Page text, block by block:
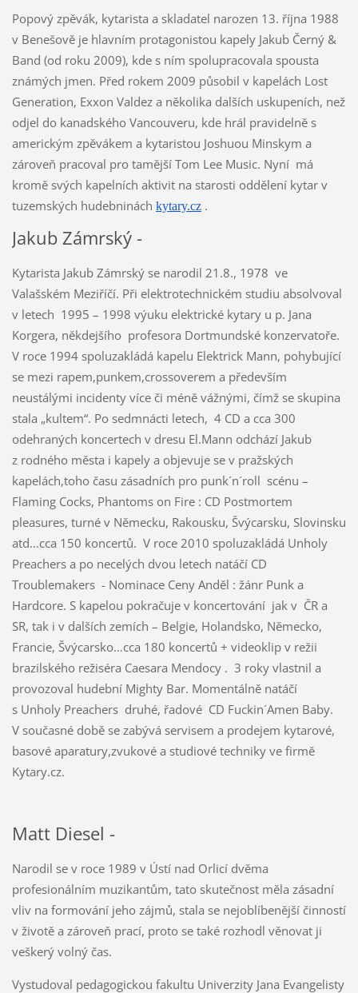
Popový zpěvák, kytarista a skladatel narozen 13. října 1988
v Benešově je hlavním protagonistou kapely Jakub Černý &
Band (od roku 2009), kde s ním spolupracovala spousta
známých jmen. Před rokem 2009 působil v kapelách Lost
Generation, Exxon Valdez a několika dalších uskupeních, než
odjel do kanadského Vancouveru, kde hrál pravidelně s
americkým zpěvákem a kytaristou Joshuou Minskym a
zároveň pracoval pro tamější Tom Lee Music. Nyní má
kromě svých kapelních aktivit na starosti oddělení kytar v
tuzemských hudebninách kytary.cz.
Jakub Zámrský -
Kytarista Jakub Zámrský se narodil 21.8., 1978 ve
Valašském Meziříčí. Při elektrotechnickém studiu absolvoval
v letech 1995 – 1998 výuku elektrické kytary u p. Jana
Korgera, někdejšího profesora Dortmundské konzervatoře.
V roce 1994 spoluzakládá kapelu Elektrick Mann, pohybující
se mezi rapem,punkem,crossoverem a především
neustálými incidenty více či méně vážnými, čímž se skupina
stala „kultem“. Po sedmnácti letech, 4 CD a cca 300
odehraných koncertech v dresu El.Mann odchází Jakub
z rodného města i kapely a objevuje se v pražských
kapelách,toho času zásadních pro punk´n´roll scénu –
Flaming Cocks, Phantoms on Fire : CD Postmortem
pleasures, turné v Německu, Rakousku, Švýcarsku, Slovinsku
atd…cca 150 koncertů. V roce 2010 spoluzakládá Unholy
Preachers a po necelých dvou letech natáčí CD
Troublemakers - Nominace Ceny Anděl : žánr Punk a
Hardcore. S kapelou pokračuje v koncertování jak v ČR a
SR, tak i v dalších zemích – Belgie, Holandsko, Německo,
Francie, Švýcarsko…cca 180 koncertů + videoklip v režii
brazilského režiséra Caesara Mendocy . 3 roky vlastnil a
provozoval hudební Mighty Bar. Momentálně natáčí
s Unholy Preachers druhé, řadové CD Fuckin´Amen Baby.
V současné době se zabývá servisem a prodejem kytarové,
basové aparatury,zvukové a studiové techniky ve firmě
Kytary.cz.
Matt Diesel -
Narodil se v roce 1989 v Ústí nad Orlicí dvěma
profesionálním muzikantům, tato skutečnost měla zásadní
vliv na formování jeho zájmů, stala se nejoblíbenější činností
v životě a zároveň prací, proto se také rozhodl věnovat ji
veškerý volný čas.
Vystudoval pedagogickou fakultu Univerzity Jana Evangelisty